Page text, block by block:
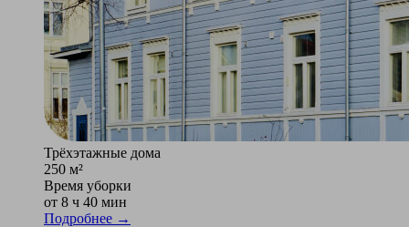
Трёхэтажные дома
250 м²
Время уборки
от 8 ч 40 мин
Подробнее →